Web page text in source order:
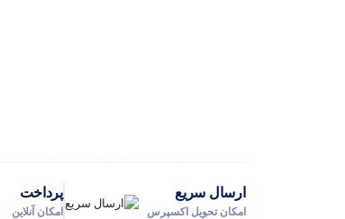
ارسال سریع
امکان تحویل اکسپرس
پرداخت
امکان آنلاین